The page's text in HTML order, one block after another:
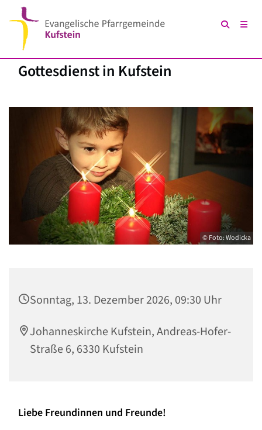
Gottesdienst in Kufstein
© Foto: Wodicka
Sonntag, 13. Dezember 2026, 09:30 Uhr
Johanneskirche Kufstein, Andreas-Hofer-
Straße 6, 6330 Kufstein
Liebe Freundinnen und Freunde!